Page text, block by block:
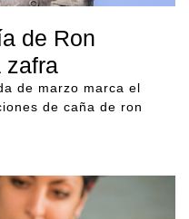
de Ron
zafra
de marzo marca el
de caña de ron